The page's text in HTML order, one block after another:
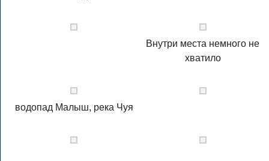
Внутри места немного не
хватило
водопад Малыш, река Чуя